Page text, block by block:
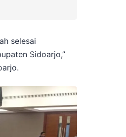
selesai
Sidoarjo,”